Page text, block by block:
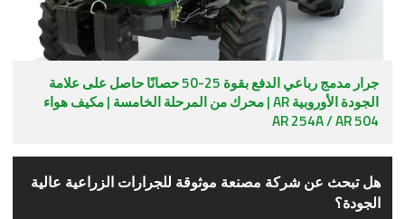
جرار مدمج رباعي الدفع بقوة 25-50 حصانًا حاصل على علامة
الجودة الأوروبية AR | محرك من المرحلة الخامسة | مكيف هواء
AR 254A / AR 504
هل تبحث عن شركة مصنعة موثوقة للجرارات الزراعية عالية
الجودة؟